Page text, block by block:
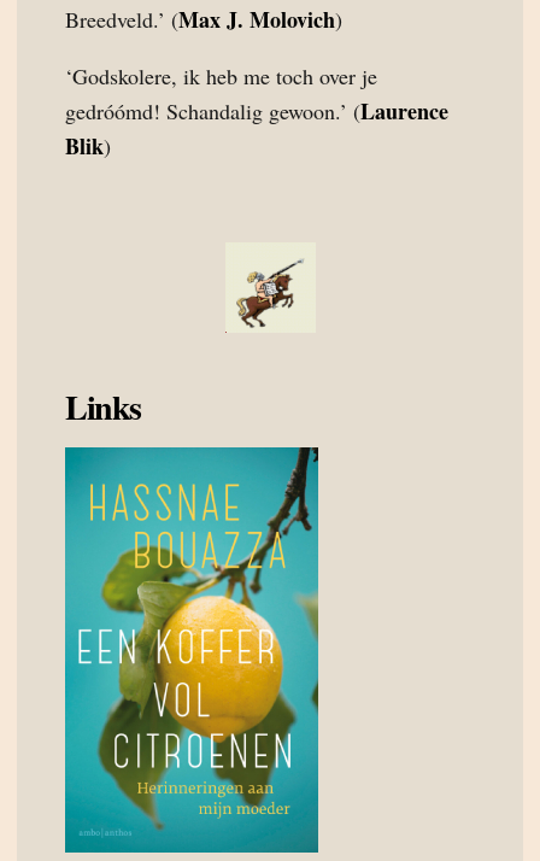
Breedveld.’ (Max J. Molovich)
‘Godskolere, ik heb me toch over je
gedróómd! Schandalig gewoon.’ (Laurence
Blik)
Links